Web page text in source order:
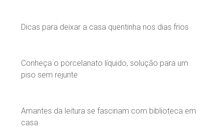
Dicas para deixar a casa quentinha nos dias frios
Conheça o porcelanato líquido, solução para um
piso sem rejunte
Amantes da leitura se fascinam com biblioteca em
casa